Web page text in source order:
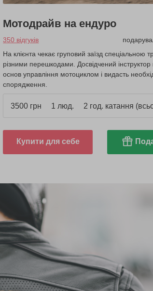
Мотодрайв на ендуро
350 відгуків
На клієнта чекає груповий заїзд спеціальною
різними перешкодами. Досвідчений інструктор
основ управління мотоциклом і видасть
спорядження.
3500 грн 1 люд. 2 год. катання
Купити для себе